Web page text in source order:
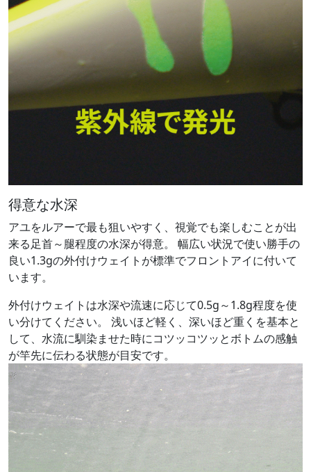
得意な水深
アユをルアーで最も狙いやすく、視覚でも楽しむことが出
来る足首～腿程度の水深が得意。 幅広い状況で使い勝手の
良い1.3gの外付けウェイトが標準でフロントアイに付いて
います。
外付けウェイトは水深や流速に応じて0.5g～1.8g程度を使
い分けてください。 浅いほど軽く、深いほど重くを基本と
して、水流に馴染ませた時にコツッコツッとボトムの感触
が竿先に伝わる状態が目安です。